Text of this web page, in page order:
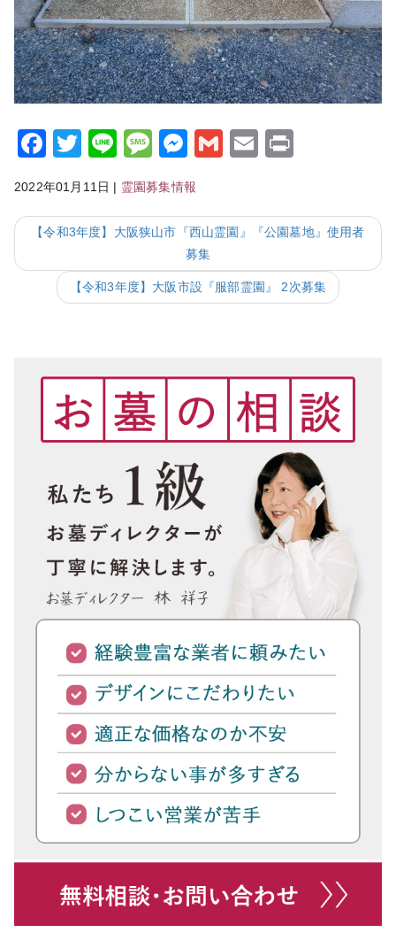
Facebook
Twitter
LineMessage
Messenger
GmailEmail
2022年01月11日 | 霊園募集情報
【令和3年度】大阪狭山市『西山霊園』『公園墓地』使用者
募集
【令和3年度】大阪市設『服部霊園』 2次募集